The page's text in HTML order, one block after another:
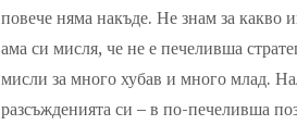
повече няма накъде. Не знам за какво
ама си мисля, че не е печеливша
мисли за много хубав и много млад.
разсъжденията си – в по-печеливша